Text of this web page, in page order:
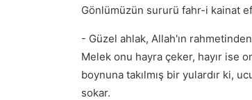
Gönlümüzün sururü fahr-i kainat
- Güzel ahlak, Allah'ın
Melek onu hayra çeker, hayır ise
boynuna takılmış bir yulardır ki,
sokar.